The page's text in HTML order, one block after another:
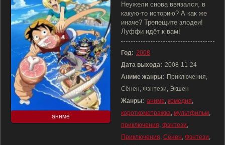
аниме
Неужели снова ввязался, в
какую-то историю? А как же
иначе? Трепещите злодеи!
Луффи идёт к вам!
Год: 2008
Дата выхода: 2008-11-24
Аниме жанры: Приключения,
Сёнен, Фэнтези, Экшен
Жанры: аниме, комедия,
короткометражка, мультфильм,
приключения, фэнтези,
Приключения, Сёнен, Фэнтези,